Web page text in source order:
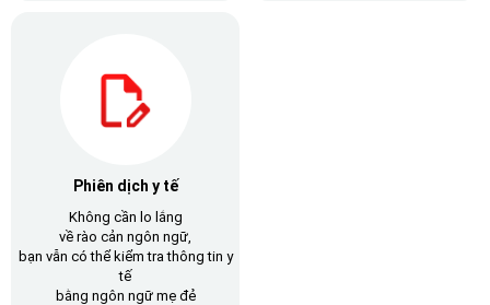
Phiên dịch y tế
Không cần lo lắng
về rào cản ngôn ngữ,
bạn vẫn có thể kiểm tra thông tin y
tế
bằng ngôn ngữ mẹ đẻ